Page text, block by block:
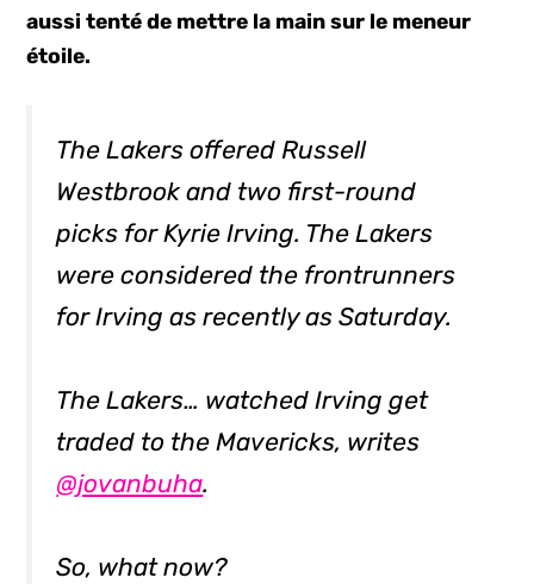
aussi tenté de mettre la main sur le meneur
étoile.
The Lakers offered Russell
Westbrook and two first-round
picks for Kyrie Irving. The Lakers
were considered the frontrunners
for Irving as recently as Saturday.
The Lakers… watched Irving get
traded to the Mavericks, writes
@jovanbuha.
So, what now?